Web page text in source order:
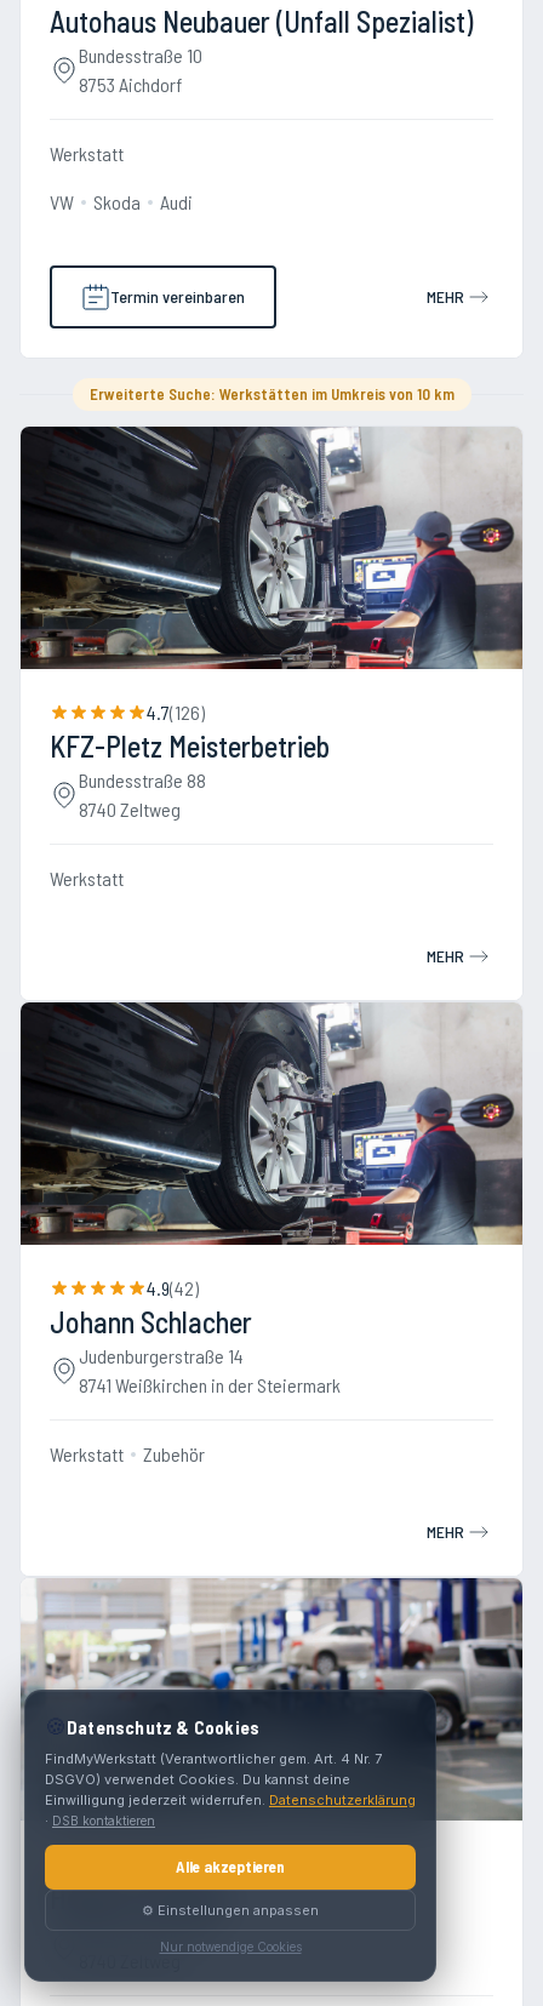
Autohaus Neubauer (Unfall Spezialist)
Bundesstraße 10
8753 Aichdorf
Werkstatt
VW Skoda Audi
Termin vereinbaren MEHR
Erweiterte Suche: Werkstätten im Umkreis von 10 km
4.7(126)
KFZ-Pletz Meisterbetrieb
Bundesstraße 88
8740 Zeltweg
Werkstatt
MEHR
4.9(42)
Johann Schlacher
Judenburgerstraße 14
8741 Weißkirchen in der Steiermark
Werkstatt Zubehör
MEHR
29)
Herbert Hartleb
Bundesstraße 64A
8740 Zeltweg
🍪 Datenschutz & Cookies
FindMyWerkstatt (Verantwortlicher gem. Art. 4 Nr. 7
DSGVO) verwendet Cookies. Du kannst deine
Einwilligung jederzeit widerrufen. Datenschutzerklärung
· DSB kontaktieren
Alle akzeptieren
⚙️ Einstellungen anpassen
Nur notwendige Cookies